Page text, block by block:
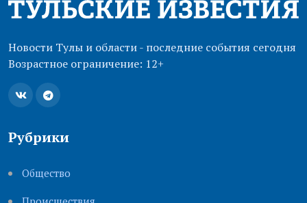
Новости Тулы и области - последние события сегодня
Возрастное ограничение: 12+
Рубрики
Общество